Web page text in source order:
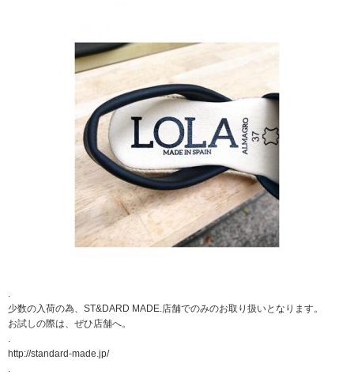
.
少数の入荷の為、ST&DARD MADE.店舗でのみのお取り扱いとなります。
お試しの際は、ぜひ店舗へ。
.
http://standard-made.jp/
.